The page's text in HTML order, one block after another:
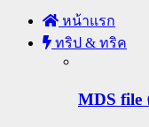
หน้าแรก
ทริป & ทริค
MDS file